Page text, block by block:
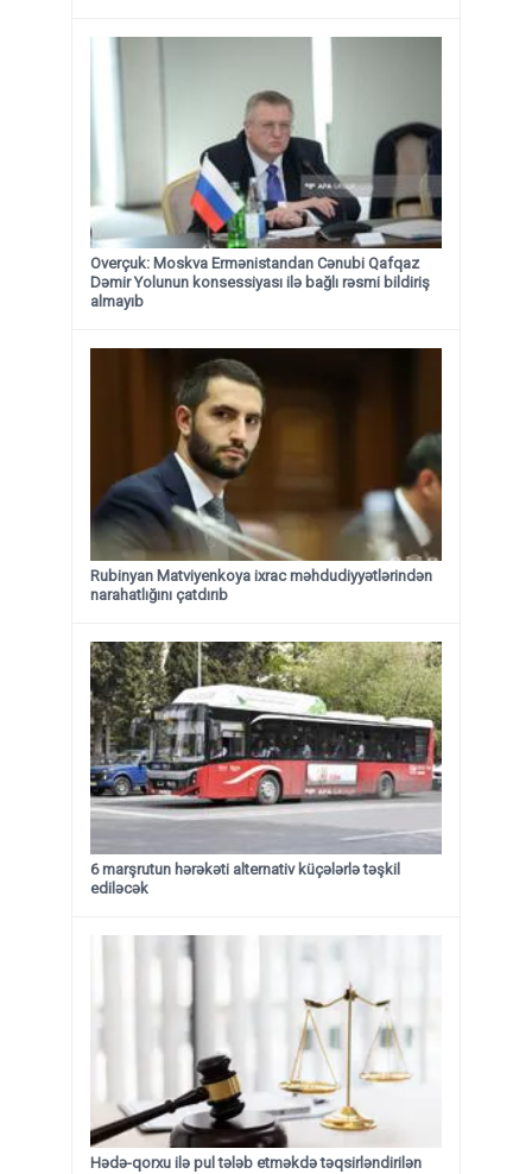
Overçuk: Moskva Ermənistandan Cənubi Qafqaz
Dəmir Yolunun konsessiyası ilə bağlı rəsmi bildiriş
almayıb
Rubinyan Matviyenkoya ixrac məhdudiyyətlərindən
narahatlığını çatdırıb
6 marşrutun hərəkəti alternativ küçələrlə təşkil
ediləcək
Hədə-qorxu ilə pul tələb etməkdə təqsirləndirilən